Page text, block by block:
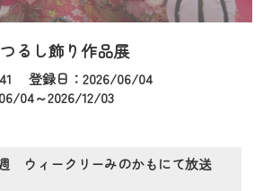
つるし飾り作品展
登録日：2026/06/04
04～2026/12/03
ウィークリーみのかもにて放送
ス『CCNet Web TV』は2024
リニューアルします！
により、お住まいの地域
ツが一目瞭然。
やＰＣブラウザから、いつ
も・外出先でも！